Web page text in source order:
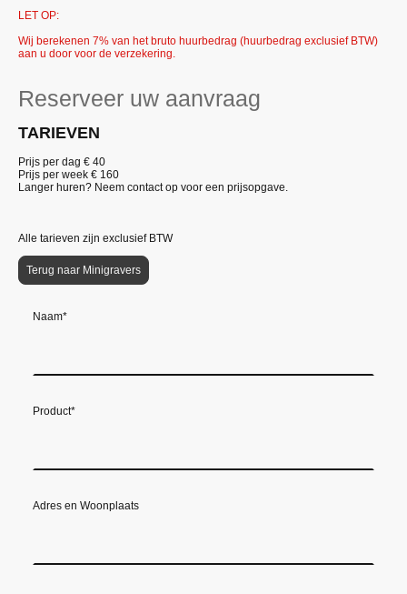
LET OP:
Wij berekenen 7% van het bruto huurbedrag (huurbedrag exclusief BTW)
aan u door voor de verzekering.
Reserveer uw aanvraag
TARIEVEN
Prijs per dag € 40
Prijs per week € 160
Langer huren? Neem contact op voor een prijsopgave.
Alle tarieven zijn exclusief BTW
Terug naar Minigravers
Naam*
Product*
Adres en Woonplaats